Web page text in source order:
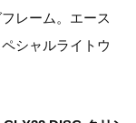
レーム。エース
シャルライトウ